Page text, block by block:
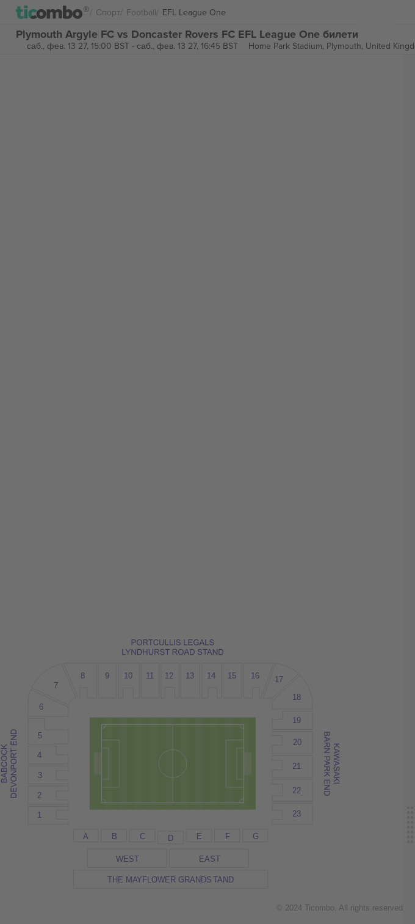
Спорт Football EFL League One
Plymouth Argyle FC vs Doncaster Rovers FC EFL League One билети
саб., фев. 13 27, 15:00 BST- саб., фев. 13 27, 16:45 BST Home Park Stadium, Plymouth, United
6
1
2
3
4
5
18
19
20
21
22
23
7
8 9 10 11 12 13 14 15 16 17
A B C D E F G
WEST EAST
THE MAYFLOWER GRANDSTAND
© 2024 Ticombo. All rights reserved